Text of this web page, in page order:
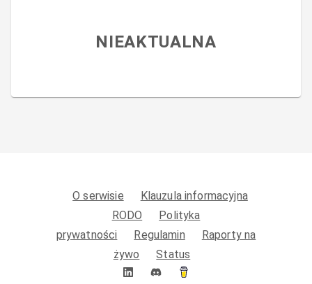
NIEAKTUALNA
O serwisie
Klauzula informacyjna
RODO
Polityka
prywatności
Regulamin
Raporty na
żywo
Status